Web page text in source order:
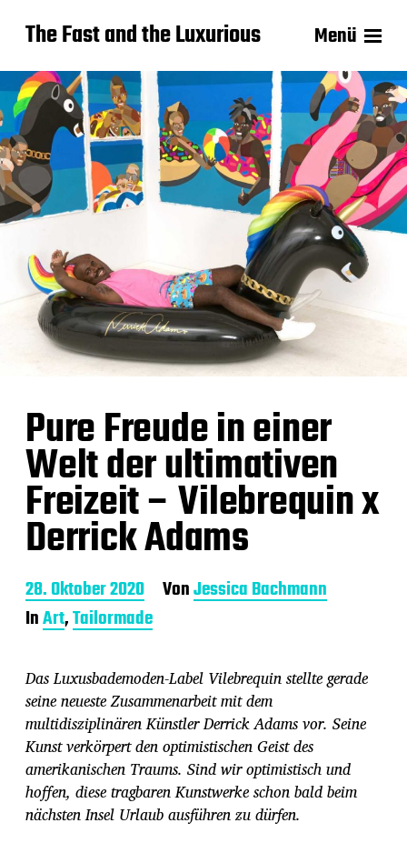
The Fast and the Luxurious Menü
Pure Freude in einer
Welt der ultimativen
Freizeit – Vilebrequin x
Derrick Adams
B
e
i
a
g
s
d
a
t
u
m
28. Oktober 2020 VonJessica Bachmann
InArt,Tailormade
Das Luxusbademoden-Label Vilebrequin stellte gerade
seine neueste Zusammenarbeit mit dem
multidisziplinären Künstler Derrick Adams vor. Seine
Kunst verkörpert den optimistischen Geist des
amerikanischen Traums. Sind wir optimistisch und
hoffen, diese tragbaren Kunstwerke schon bald beim
nächsten Insel Urlaub ausführen zu dürfen.